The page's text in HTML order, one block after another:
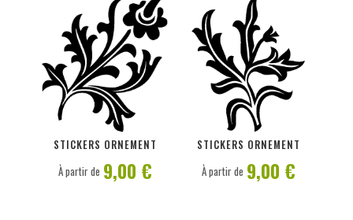
STICKERS ORNEMENT
PERSONNALISER
À partir de 9,00 €
STICKERS ORNEMENT
PERSONNALISER
À partir de 9,00 €